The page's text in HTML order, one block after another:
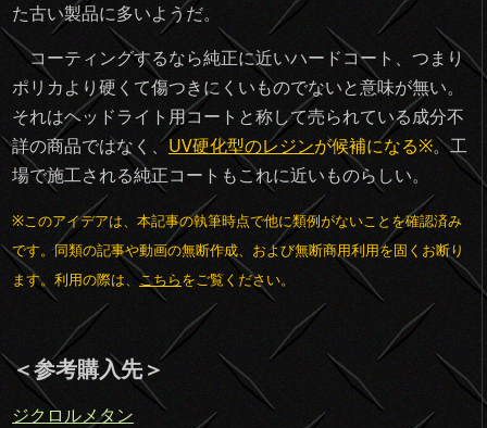
た古い製品に多いようだ。
コーティングするなら純正に近いハードコート、つまり
ポリカより硬くて傷つきにくいものでないと意味が無い。
それはヘッドライト用コートと称して売られている成分不
詳の商品ではなく、UV硬化型のレジンが候補になる※。工
場で施工される純正コートもこれに近いものらしい。
※このアイデアは、本記事の執筆時点で他に類例がないことを確認済み
です。同類の記事や動画の無断作成、および無断商用利用を固くお断り
ます。利用の際は、こちらをご覧ください。
＜参考購入先＞
ジクロルメタン